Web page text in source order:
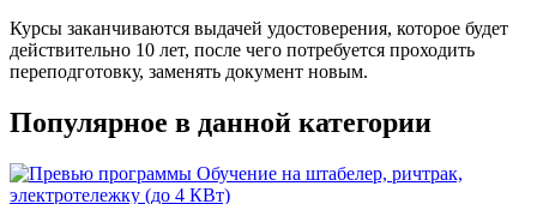
Курсы заканчиваются выдачей удостоверения, которое будет
действительно 10 лет, после чего потребуется проходить
переподготовку, заменять документ новым.
Популярное в данной категории